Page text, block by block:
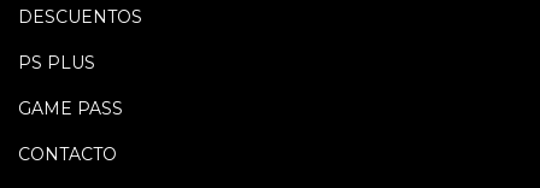
DESCUENTOS
PS PLUS
GAME PASS
CONTACTO